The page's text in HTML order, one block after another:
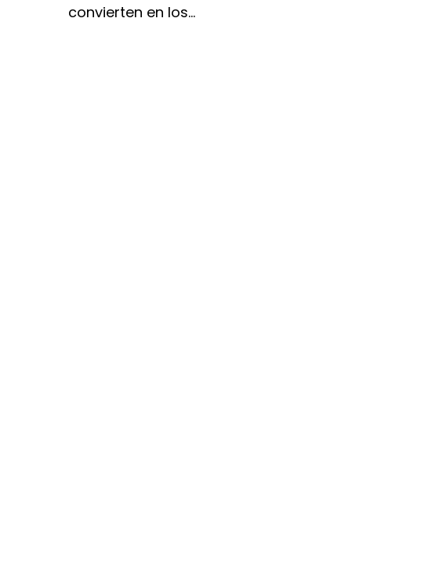
convierten en los…